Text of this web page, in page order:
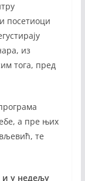
посетиоци
из
тога, пред
а пре њих
те
и у недељу